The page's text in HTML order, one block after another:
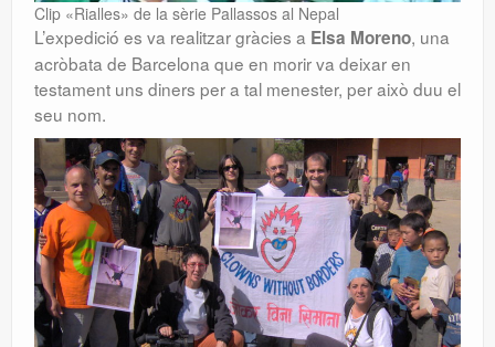
Clip «Rialles» de la sèrie Pallassos al Nepal
L’expedició es va realitzar gràcies a Elsa Moreno, una
acròbata de Barcelona que en morir va deixar en
testament uns diners per a tal menester, per això duu el
seu nom.